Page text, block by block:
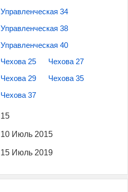
Управленческая 34
Управленческая 38
Управленческая 40
Чехова 25 Чехова 27
Чехова 29 Чехова 35
Чехова 37
15
10 Июль 2015
15 Июль 2019